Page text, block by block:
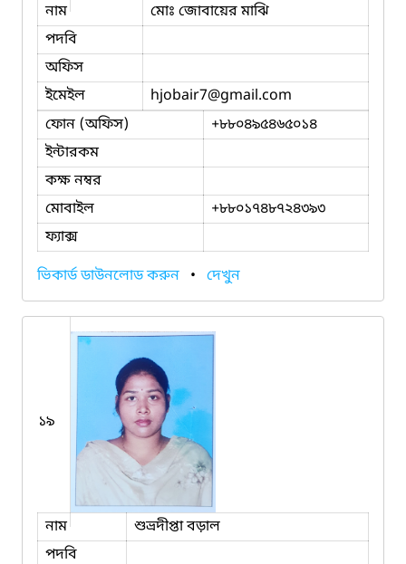
নাম
মোঃ জোবায়ের মাঝি
পদবি
অফিস
ইমেইল
hjobair7@gmail.com
ফোন (অফিস)
+৮৮০৪৯৫৪৬৫০১৪
ইন্টারকম
কক্ষ নম্বর
মোবাইল
+৮৮০১৭৪৮৭২৪৩৯৩
ফ্যাক্স
ভিকার্ড ডাউনলোড করুন • দেখুন
১৯
নাম
শুভ্রদীপ্তা বড়াল
পদবি